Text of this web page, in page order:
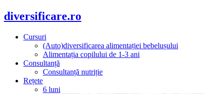
diversificare.ro
Cursuri
(Auto)diversificarea alimentației bebelușului
Alimentația copilului de 1-3 ani
Consultanță
Consultanță nutriție
Rețete
6 luni